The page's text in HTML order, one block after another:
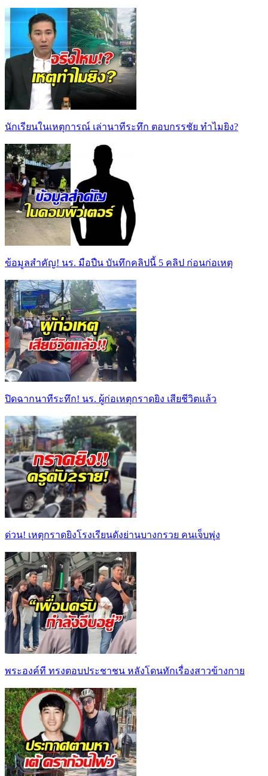
นักเรียนในเหตุการณ์ เล่านาทีระทึก ตอบกรรชัย ทำไมยิง?
ข้อมูลสำคัญ! นร. มือปืน บันทึกคลิปนี้ 5 คลิป ก่อนก่อเหตุ
ปิดฉากนาทีระทึก! นร. ผู้ก่อเหตุกราดยิง เสียชีวิตแล้ว
ด่วน! เหตุกราดยิงโรงเรียนดังย่านบางกรวย คนเจ็บพุ่ง
พระองค์ที ทรงตอบประชาชน หลังโดนทักเรื่องสาวข้างกาย